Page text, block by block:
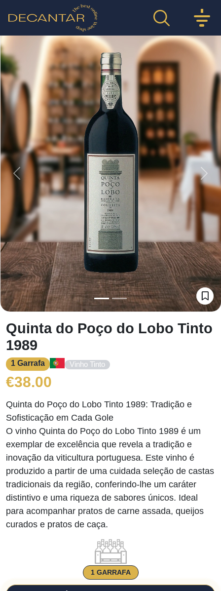
Previous
Quinta do Poço do Lobo Tinto
1989
1 Garrafa Vinho Tinto
€38.00
Quinta do Poço do Lobo Tinto 1989: Tradição e
Sofisticação em Cada Gole
O vinho Quinta do Poço do Lobo Tinto 1989 é um
exemplar de excelência que revela a tradição e
inovação da viticultura portuguesa. Este vinho é
produzido a partir de uma cuidada seleção de castas
tradicionais da região, conferindo-lhe um caráter
distintivo e uma riqueza de sabores únicos. Ideal
para acompanhar pratos de carne assada, queijos
curados e pratos de caça.
1 GARRAFA